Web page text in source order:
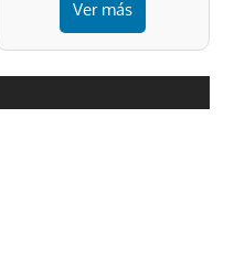
Ver más